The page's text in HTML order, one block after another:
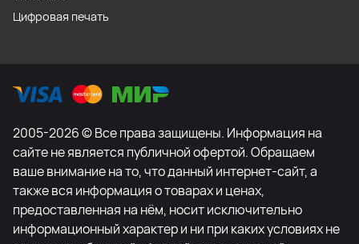
Цифровая печать
2005-2026 © Все права защищены. Информация на
сайте не является публичной офертой. Обращаем
ваше внимание на то, что данный интернет-сайт, а
также вся информация о товарах и ценах,
предоставленная на нём, носит исключительно
информационный характер и ни при каких условиях не